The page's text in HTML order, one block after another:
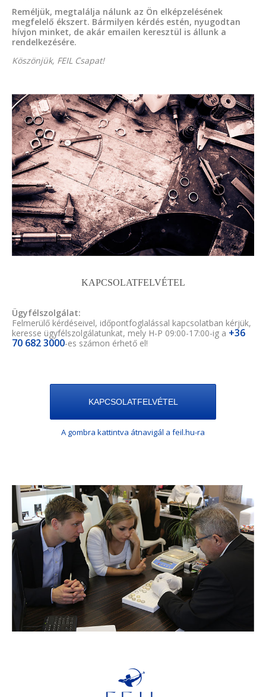
Reméljük, megtalálja nálunk az Ön elképzelésének
megfelelő ékszert. Bármilyen kérdés estén, nyugodtan
hívjon minket, de akár emailen keresztül is állunk a
rendelkezésére.
Köszönjük, FEIL Csapat!
KAPCSOLATFELVÉTEL
Ügyfélszolgálat:
Felmerülő kérdéseivel, időpontfoglalással kapcsolatban kérjük,
keresse ügyfélszolgálatunkat, mely H-P 09:00-17:00-ig a +36
70 682 3000-es számon érhető el!
KAPCSOLATFELVÉTEL
A gombra kattintva átnavigál a feil.hu-ra